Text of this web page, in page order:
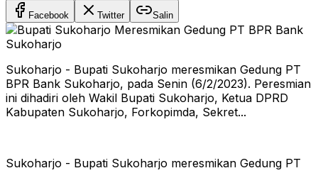
Facebook Twitter Salin
Sukoharjo - Bupati Sukoharjo meresmikan Gedung PT
BPR Bank Sukoharjo, pada Senin (6/2/2023). Peresmian
ini dihadiri oleh Wakil Bupati Sukoharjo, Ketua DPRD
Kabupaten Sukoharjo, Forkopimda, Sekret...
Sukoharjo - Bupati Sukoharjo meresmikan Gedung PT